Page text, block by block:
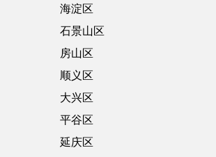
海淀区
石景山区
房山区
顺义区
大兴区
平谷区
延庆区